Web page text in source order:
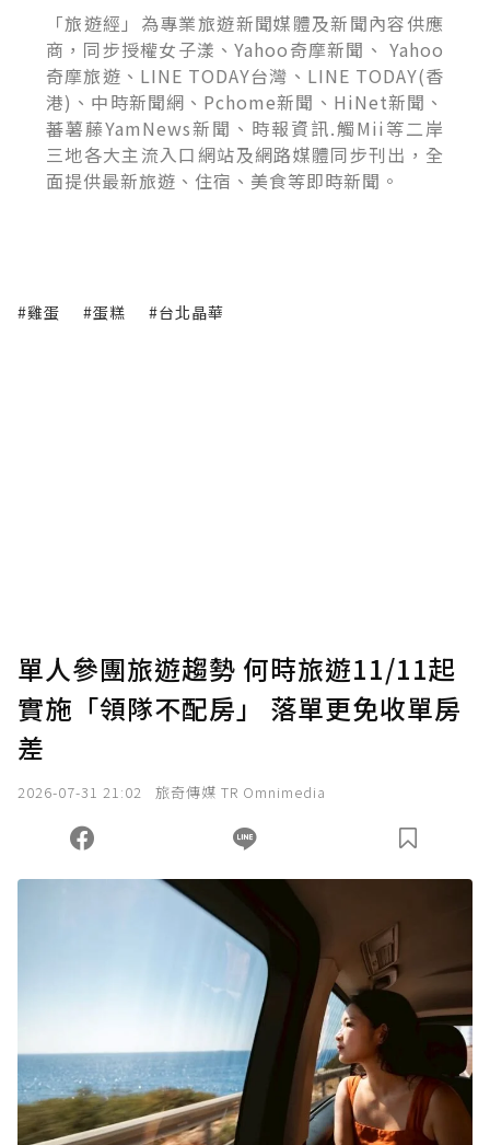
「旅遊經」為專業旅遊新聞媒體及新聞內容供應
商，同步授權女子漾、Yahoo奇摩新聞、 Yahoo
奇摩旅遊、LINE TODAY台灣、LINE TODAY(香
港)、中時新聞網、Pchome新聞、HiNet新聞、
蕃薯藤YamNews新聞、時報資訊.觸Mii等二岸
三地各大主流入口網站及網路媒體同步刊出，全
面提供最新旅遊、住宿、美食等即時新聞。
#雞蛋 #蛋糕 #台北晶華
單人參團旅遊趨勢 何時旅遊11/11起
實施「領隊不配房」 落單更免收單房
差
2026-07-31 21:02 旅奇傳媒 TR Omnimedia